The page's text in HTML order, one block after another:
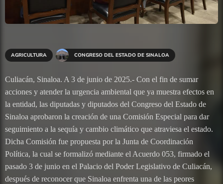
AGRICULTURA CONGRESO DEL ESTADO DE SINALOA
Culiacán, Sinaloa. A 3 de junio de 2025.- Con el fin de sumar
acciones y atender la urgencia ambiental que ya muestra efectos en
la entidad, las diputadas y diputados del Congreso del Estado de
Sinaloa aprobaron la creación de una Comisión Especial para dar
seguimiento a la sequía y cambio climático que atraviesa el estado.
Dicha Comisión fue propuesta por la Junta de Coordinación
Política, la cual se formalizó mediante el Acuerdo 053, firmado el
pasado 3 de junio en el Palacio del Poder Legislativo de Culiacán,
después de reconocer que Sinaloa enfrenta una de las peores